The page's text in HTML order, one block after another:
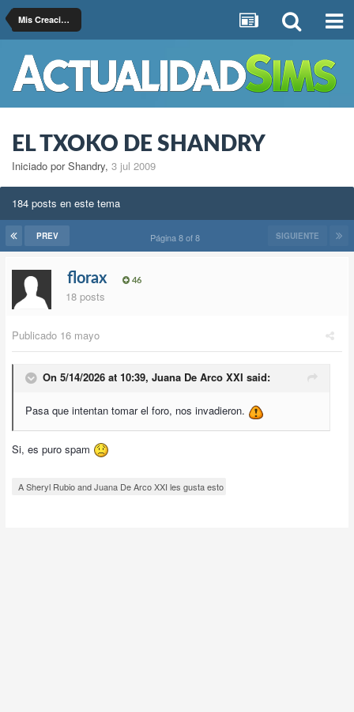
Mis Creaciones
EL TXOKO DE SHANDRY
Iniciado por Shandry, 3 jul 2009
184 posts en este tema
PREV SIGUIENTE
Página 8 of 8
florax 46
18 posts
Publicado 16 mayo
On 5/14/2026 at 10:39, Juana De Arco XXI said:
Pasa que intentan tomar el foro, nos invadieron.
Si, es puro spam
A Sheryl Rubio and Juana De Arco XXI les gusta esto